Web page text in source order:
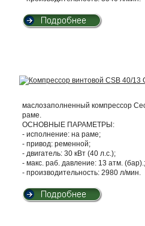
маслозаполненный компрессор
раме.
ОСНОВНЫЕ ПАРАМЕТРЫ:
- исполнение: на раме;
- привод: ременной;
- двигатель: 30 кВт (40 л.с.);
- макс. раб. давление: 13 атм. (бар).;
- производительность: 2980 л/мин.